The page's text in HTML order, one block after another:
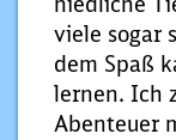
viele sogar
dem Spaß
lernen. Ich
Abenteuer